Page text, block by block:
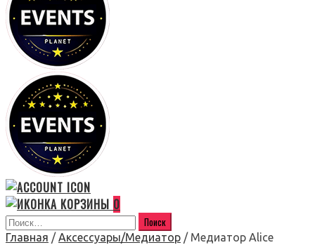
0
Главная / Аксессуары/Медиатор / Медиатор Alice